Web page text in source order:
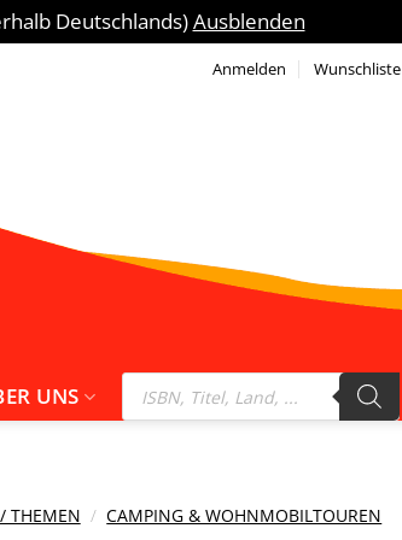
Deutschlands)Ausblenden
Anmelden Wunschliste
UNS
Products
search
THEMEN / CAMPING & WOHNMOBILTOUREN